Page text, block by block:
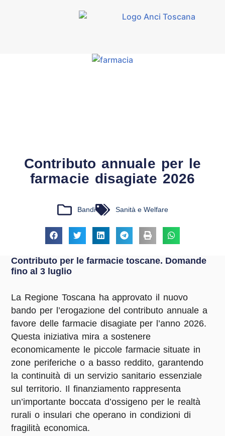
Contributo annuale per le
farmacie disagiate 2026
Bandi Sanità e Welfare
Contributo per le farmacie toscane. Domande
fino al 3 luglio
La Regione Toscana ha approvato il nuovo
bando per l’erogazione delcontributo annuale a
favore delle farmacie disagiateper l’anno 2026.
Questa iniziativa mira a sostenere
economicamente le piccole farmacie situate in
zone periferiche o a basso reddito, garantendo
la continuità di un servizio sanitario essenziale
sul territorio. Il finanziamento rappresenta
un’importante boccata d’ossigeno per le realtà
rurali o insulari che operano in condizioni di
fragilità economica.